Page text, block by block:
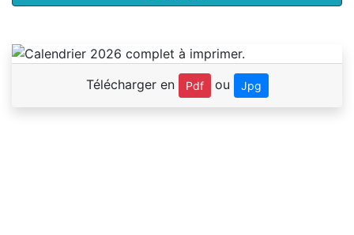
Télécharger en Pdf ou Jpg